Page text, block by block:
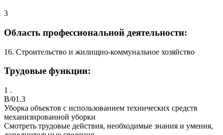
3
Область профессиональной деятельности:
16. Строительство и жилищно-коммунальное хозяйство
Трудовые функции:
1 .
B/01.3
Уборка объектов с использованием технических средств
механизированной уборки
Смотреть трудовые действия, необходимые знания и умения,